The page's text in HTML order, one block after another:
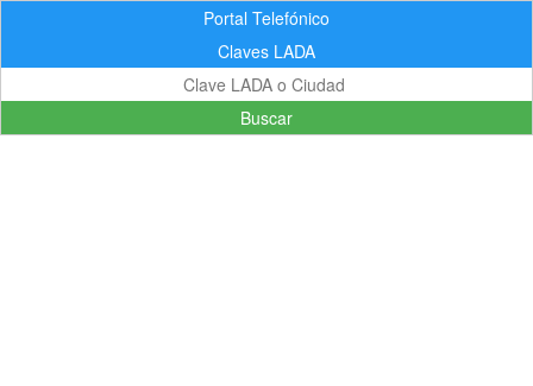
Portal Telefónico
Claves LADA
Buscar